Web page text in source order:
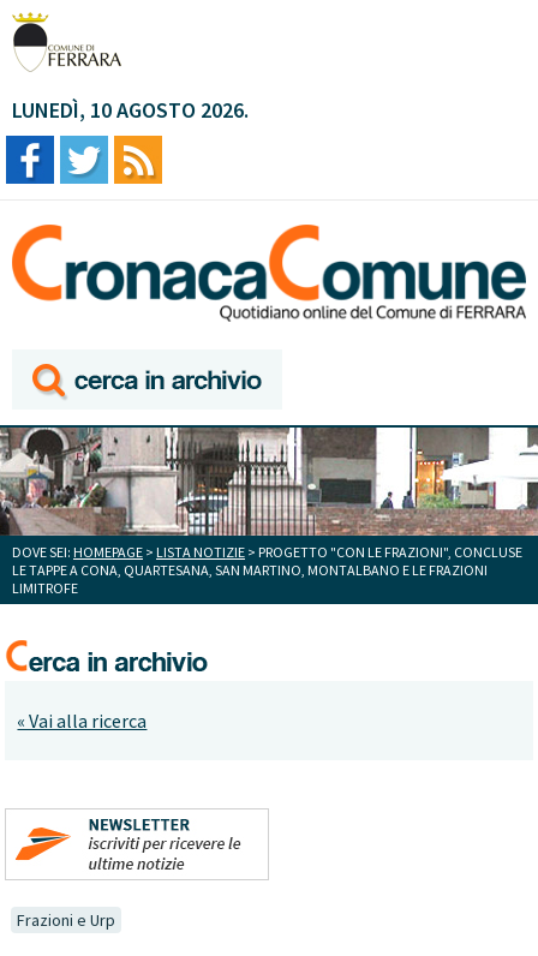
LUNEDÌ, 10 AGOSTO 2026.
DOVE SEI: HOMEPAGE > LISTA NOTIZIE > PROGETTO "CON LE FRAZIONI", CONCLUSE
LE TAPPE A CONA, QUARTESANA, SAN MARTINO, MONTALBANO E LE FRAZIONI
LIMITROFE
« Vai alla ricerca
Frazioni e Urp